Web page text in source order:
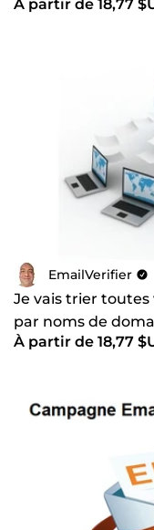
MD5
À partir de 18,77
EmailVerifier
Je vais trier toutes
par noms de
À partir de 18,77